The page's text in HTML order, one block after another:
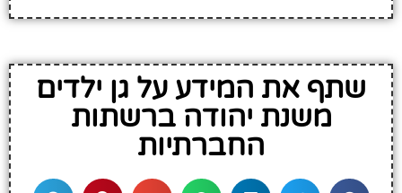
שתף את המידע על גן ילדים
משנת יהודה ברשתות
החברתיות